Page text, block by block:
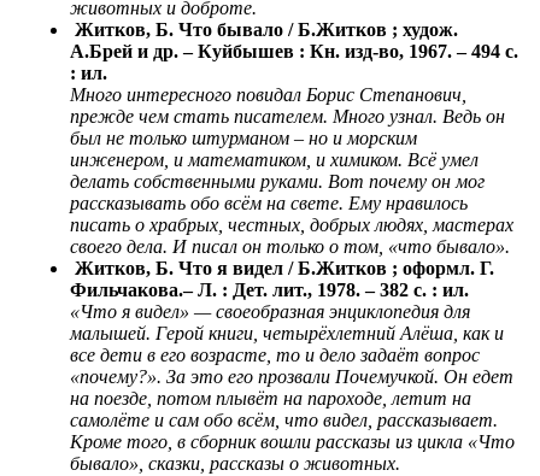
животных и доброте.
Житков, Б. Что бывало / Б.Житков ; худож.
А.Брей и др. – Куйбышев : Кн. изд-во, 1967. – 494 с.
: ил.
Много интересного повидал Борис Степанович,
прежде чем стать писателем. Много узнал. Ведь он
был не только штурманом – но и морским
инженером, и математиком, и химиком. Всё умел
делать собственными руками. Вот почему он мог
рассказывать обо всём на свете. Ему нравилось
писать о храбрых, честных, добрых людях, мастерах
своего дела. И писал он только о том, «что бывало».
Житков, Б. Что я видел / Б.Житков ; оформл. Г.
Фильчакова.– Л. : Дет. лит., 1978. – 382 с. : ил.
«Что я видел» — своеобразная энциклопедия для
малышей. Герой книги, четырёхлетний Алёша, как и
все дети в его возрасте, то и дело задаёт вопрос
«почему?». За это его прозвали Почемучкой. Он едет
на поезде, потом плывёт на пароходе, летит на
самолёте и сам обо всём, что видел, рассказывает.
Кроме того, в сборник вошли рассказы из цикла «Что
бывало», сказки, рассказы о животных.